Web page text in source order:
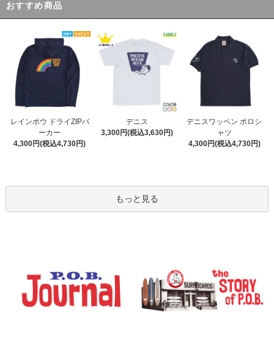
おすすめ商品
レインボウ ドライZIPパ
ーカー
4,300円(税込4,730円)
デニス
3,300円(税込3,630円)
デニスワッペン ポロシ
ャツ
4,300円(税込4,730円)
もっと見る